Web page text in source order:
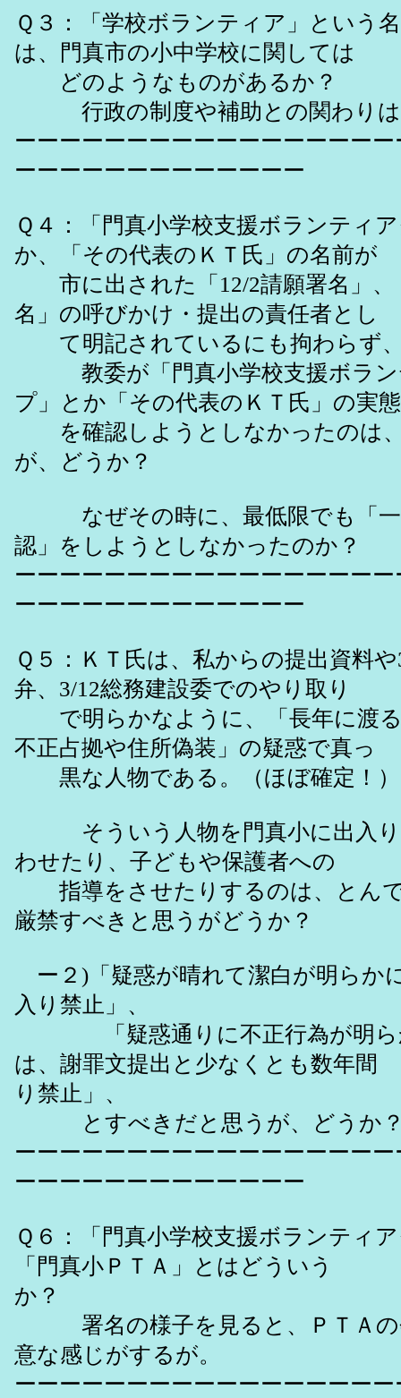
Ｑ３：「学校ボランティア」という
は、門真市の小中学校に関しては
どのようなものがあるか？
行政の制度や補助との関わりは
ーーーーーーーーーーーーーーーー
ーーーーーーーーーーーーー
Ｑ４：「門真小学校支援ボランティ
か、「その代表のＫＴ氏」の名前が
市に出された「12/2請願署名」、
名」の呼びかけ・提出の責任者とし
て明記されているにも拘わらず
教委が「門真小学校支援ボラン
プ」とか「その代表のＫＴ氏」の実態
を確認しようとしなかったのは
が、どうか？
なぜその時に、最低限でも「一
認」をしようとしなかったのか？
ーーーーーーーーーーーーーーーー
ーーーーーーーーーーーーー
Ｑ５：ＫＴ氏は、私からの提出資料
弁、3/12総務建設委でのやり取り
で明らかなように、「長年に渡る
不正占拠や住所偽装」の疑惑で真っ
黒な人物である。（ほぼ確定！）
そういう人物を門真小に出入り
わせたり、子どもや保護者への
指導をさせたりするのは、とん
厳禁すべきと思うがどうか？
ー２)「疑惑が晴れて潔白が明らか
入り禁止」、
「疑惑通りに不正行為が明ら
は、謝罪文提出と少なくとも
り禁止」、
とすべきだと思うが、どうか
ーーーーーーーーーーーーーーーー
ーーーーーーーーーーーーー
Ｑ６：「門真小学校支援ボランティ
「門真小ＰＴＡ」とはどうい
か？
署名の様子を見ると、ＰＴＡの
意な感じがするが。
ーーーーーーーーーーーーーーーー